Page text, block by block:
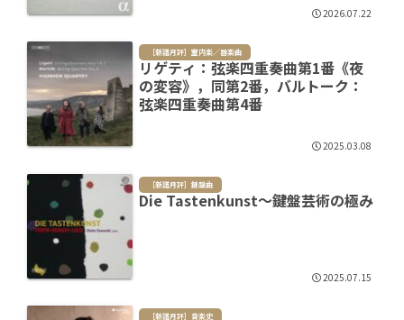
2026.07.22
［新譜月評］室内楽／器楽曲
リゲティ：弦楽四重奏曲第1番《夜
の変容》，同第2番，バルトーク：
弦楽四重奏曲第4番
2025.03.08
［新譜月評］鍵盤曲
Die Tastenkunst～鍵盤芸術の極み
2025.07.15
［新譜月評］音楽史